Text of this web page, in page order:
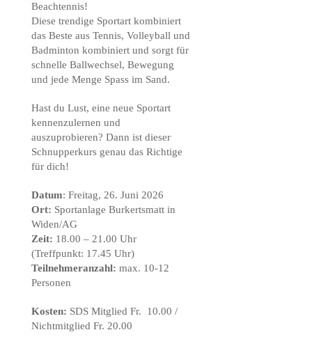
Beachtennis!
Diese trendige Sportart kombiniert
das Beste aus Tennis, Volleyball und
Badminton kombiniert und sorgt für
schnelle Ballwechsel, Bewegung
und jede Menge Spass im Sand.
Hast du Lust, eine neue Sportart
kennenzulernen und
auszuprobieren? Dann ist dieser
Schnupperkurs genau das Richtige
für dich!
Datum: Freitag, 26. Juni 2026
Ort: Sportanlage Burkertsmatt in
Widen/AG
Zeit: 18.00 – 21.00 Uhr
(Treffpunkt: 17.45 Uhr)
Teilnehmeranzahl: max. 10-12
Personen
Kosten: SDS Mitglied Fr. 10.00 /
Nichtmitglied Fr. 20.00